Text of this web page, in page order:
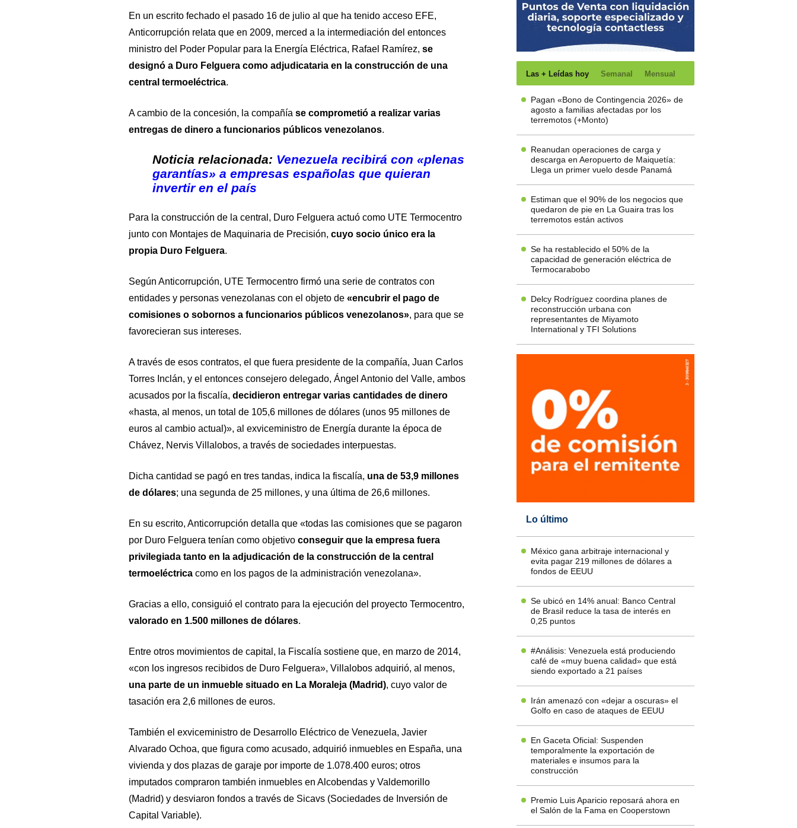
En un escrito fechado el pasado 16 de julio al que ha tenido acceso EFE,
Anticorrupción relata que en 2009, merced a la intermediación del entonces
ministro del Poder Popular para la Energía Eléctrica, Rafael Ramírez, se
designó a Duro Felguera como adjudicataria en la construcción de una
central termoeléctrica.
A cambio de la concesión, la compañía se comprometió a realizar varias
entregas de dinero a funcionarios públicos venezolanos.
Noticia relacionada: Venezuela recibirá con «plenas
garantías» a empresas españolas que quieran
invertir en el país
Para la construcción de la central, Duro Felguera actuó como UTE Termocentro
junto con Montajes de Maquinaria de Precisión, cuyo socio único era la
propia Duro Felguera.
Según Anticorrupción, UTE Termocentro firmó una serie de contratos con
entidades y personas venezolanas con el objeto de «encubrir el pago de
comisiones o sobornos a funcionarios públicos venezolanos», para que se
favorecieran sus intereses.
A través de esos contratos, el que fuera presidente de la compañía, Juan Carlos
Torres Inclán, y el entonces consejero delegado, Ángel Antonio del Valle, ambos
acusados por la fiscalía, decidieron entregar varias cantidades de dinero
«hasta, al menos, un total de 105,6 millones de dólares (unos 95 millones de
euros al cambio actual)», al exviceministro de Energía durante la época de
Chávez, Nervis Villalobos, a través de sociedades interpuestas.
Dicha cantidad se pagó en tres tandas, indica la fiscalía, una de 53,9 millones
de dólares; una segunda de 25 millones, y una última de 26,6 millones.
En su escrito, Anticorrupción detalla que «todas las comisiones que se pagaron
por Duro Felguera tenían como objetivo conseguir que la empresa fuera
privilegiada tanto en la adjudicación de la construcción de la central
termoeléctricacomo en los pagos de la administración venezolana».
Gracias a ello, consiguió el contrato para la ejecución del proyecto Termocentro,
valorado en 1.500 millones de dólares.
Entre otros movimientos de capital, la Fiscalía sostiene que, en marzo de 2014,
«con los ingresos recibidos de Duro Felguera», Villalobos adquirió, al menos,
una parte de un inmueble situado en La Moraleja (Madrid), cuyo valor de
tasación era 2,6 millones de euros.
También el exviceministro de Desarrollo Eléctrico de Venezuela, Javier
Alvarado Ochoa, que figura como acusado, adquirió inmuebles en España, una
vivienda y dos plazas de garaje por importe de 1.078.400 euros; otros
imputados compraron también inmuebles en Alcobendas y Valdemorillo
(Madrid) y desviaron fondos a través de Sicavs (Sociedades de Inversión de
Capital Variable).
Las + Leídas hoy Semanal Mensual
Pagan «Bono de Contingencia 2026» de
agosto a familias afectadas por los
terremotos (+Monto)
Reanudan operaciones de carga y
descarga en Aeropuerto de Maiquetía:
Llega un primer vuelo desde Panamá
Estiman que el 90% de los negocios que
quedaron de pie en La Guaira tras los
terremotos están activos
Se ha restablecido el 50% de la
capacidad de generación eléctrica de
Termocarabobo
Delcy Rodríguez coordina planes de
reconstrucción urbana con
representantes de Miyamoto
International y TFI Solutions
Lo último
México gana arbitraje internacional y
evita pagar 219 millones de dólares a
fondos de EEUU
Se ubicó en 14% anual: Banco Central
de Brasil reduce la tasa de interés en
0,25 puntos
#Análisis: Venezuela está produciendo
café de «muy buena calidad» que está
siendo exportado a 21 países
Irán amenazó con «dejar a oscuras» el
Golfo en caso de ataques de EEUU
En Gaceta Oficial: Suspenden
temporalmente la exportación de
materiales e insumos para la
construcción
Premio Luis Aparicio reposará ahora en
el Salón de la Fama en Cooperstown